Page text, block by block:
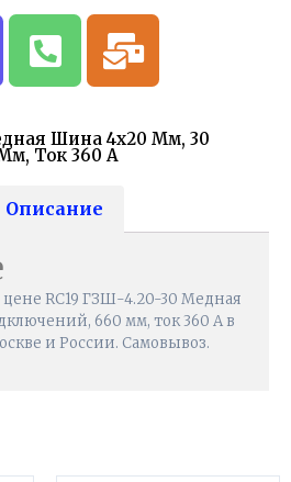
Шина 4х20 Мм, 30
Ток 360 А
Описание
RC19 ГЗШ-4.20-30 Медная
660 мм, ток 360 А в
и России. Самовывоз.